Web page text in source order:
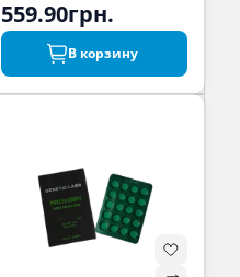
559.90грн.
В корзину